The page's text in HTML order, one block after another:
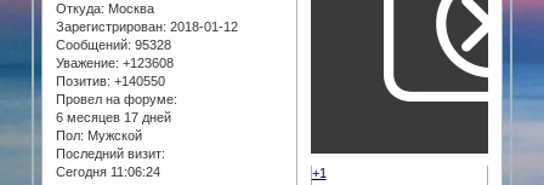
Откуда: Москва
Зарегистрирован: 2018-01-12
Сообщений: 95328
Уважение: +123608
Позитив: +140550
Провел на форуме:
6 месяцев 17 дней
Пол: Мужской
Последний визит:
Сегодня 11:06:24
+1